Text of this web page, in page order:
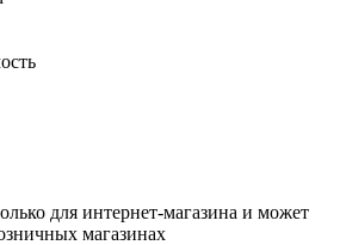
для интернет-магазина и может
магазинах